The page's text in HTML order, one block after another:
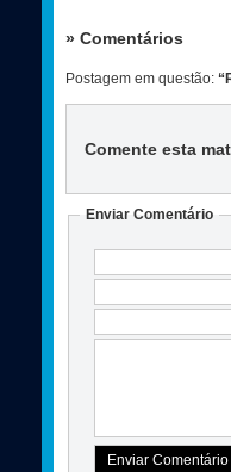
» Comentários
Postagem em questão:
Comente esta
Enviar Comentário